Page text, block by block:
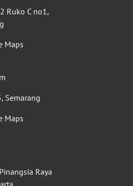
Ruko C no1,
Maps
Semarang
Maps
Raya